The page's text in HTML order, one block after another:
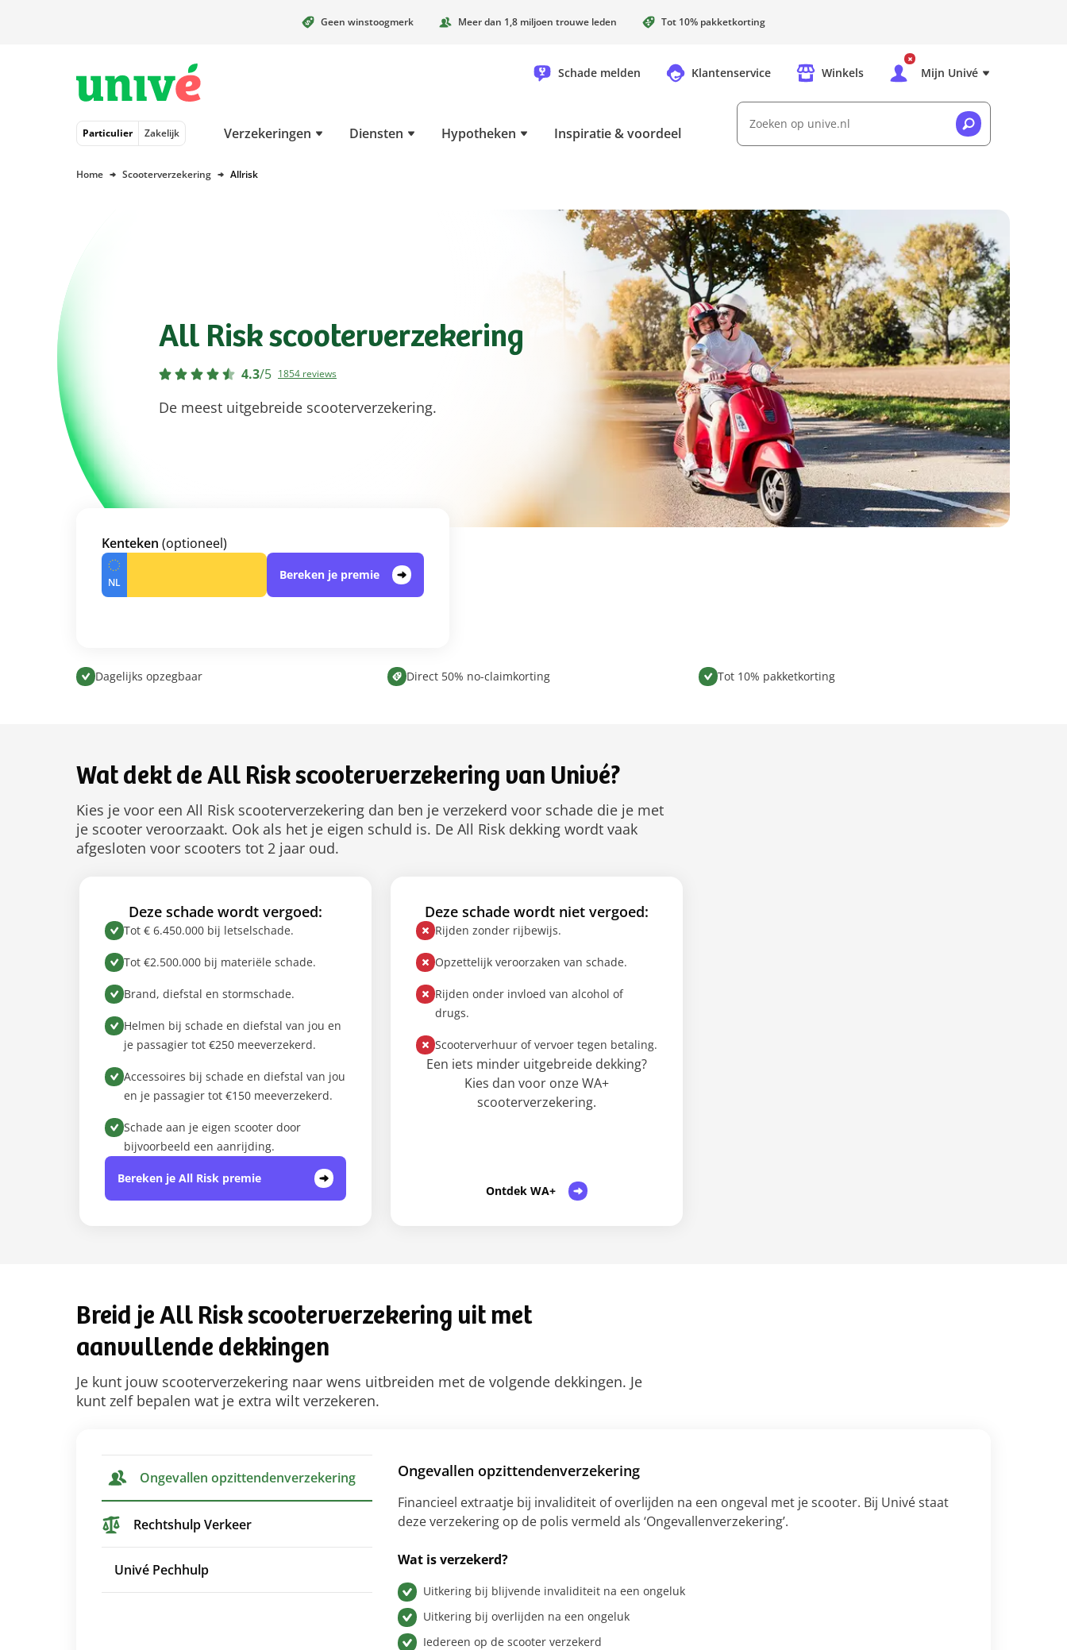
Geen winstoogmerk Meer dan 1,8 miljoen trouwe leden Tot 10% pakketkorting
Schade melden Klantenservice Winkels Mijn Univé
Particulier Zakelijk Verzekeringen Diensten Hypotheken Inspiratie & voordeel
Zoeken op unive.nl
Home Scooterverzekering Allrisk
All Risk scooterverzekering
4.3/5 1854 reviews
De meest uitgebreide scooterverzekering.
Kenteken (optioneel)
Bereken je premie
Dagelijks opzegbaar Direct 50% no-claimkorting Tot 10% pakketkorting
Wat dekt de All Risk scooterverzekering van Univé?
Kies je voor een All Risk scooterverzekering dan ben je verzekerd voor schade die je met
je scooter veroorzaakt. Ook als het je eigen schuld is. De All Risk dekking wordt vaak
afgesloten voor scooters tot 2 jaar oud.
Deze schade wordt vergoed:
Tot € 6.450.000 bij letselschade.
Tot €2.500.000 bij materiële schade.
Brand, diefstal en stormschade.
Helmen bij schade en diefstal van jou en
je passagier tot €250 meeverzekerd.
Accessoires bij schade en diefstal van jou
en je passagier tot €150 meeverzekerd.
Schade aan je eigen scooter door
bijvoorbeeld een aanrijding.
Bereken je All Risk premie
Deze schade wordt niet vergoed:
Rijden zonder rijbewijs.
Opzettelijk veroorzaken van schade.
Rijden onder invloed van alcohol of
drugs.
Scooterverhuur of vervoer tegen betaling.
Een iets minder uitgebreide dekking?
Kies dan voor onze WA+
scooterverzekering.
Ontdek WA+
Breid je All Risk scooterverzekering uit met
aanvullende dekkingen
Je kunt jouw scooterverzekering naar wens uitbreiden met de volgende dekkingen. Je
kunt zelf bepalen wat je extra wilt verzekeren.
Ongevallen opzittendenverzekering
Rechtshulp Verkeer
Univé Pechhulp
Ongevallen opzittendenverzekering
Financieel extraatje bij invaliditeit of overlijden na een ongeval met je scooter. Bij Univé staat
deze verzekering op de polis vermeld als ‘Ongevallenverzekering’.
Wat is verzekerd?
Uitkering bij blijvende invaliditeit na een ongeluk
Uitkering bij overlijden na een ongeluk
Iedereen op de scooter verzekerd